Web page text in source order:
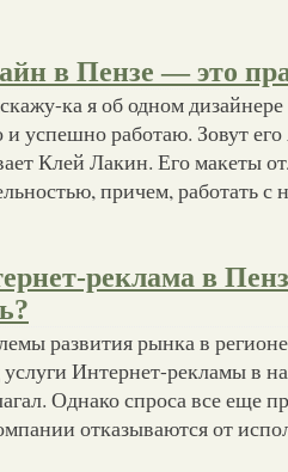
в Пензе — это
ка я об одном
и успешно работаю. Зовут
Клей Лакин. Его макеты
причем, работать с
реклама в
развития рынка в
услуги Интернет-рекламы в
Однако спроса все еще
отказываются от